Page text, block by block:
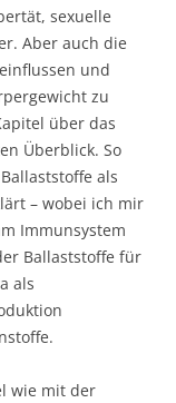
sexuelle
Aber auch die
und
zu
über das
Überblick. So
als
– wobei ich mir
Immunsystem
Ballaststoffe für
als
wie mit der